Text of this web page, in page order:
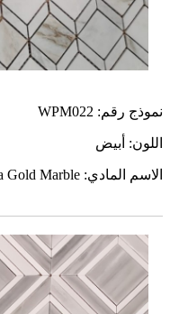
نموذج رقم: WPM022
اللون: أبيض
الاسم المادي: Calacatta Gold Marble